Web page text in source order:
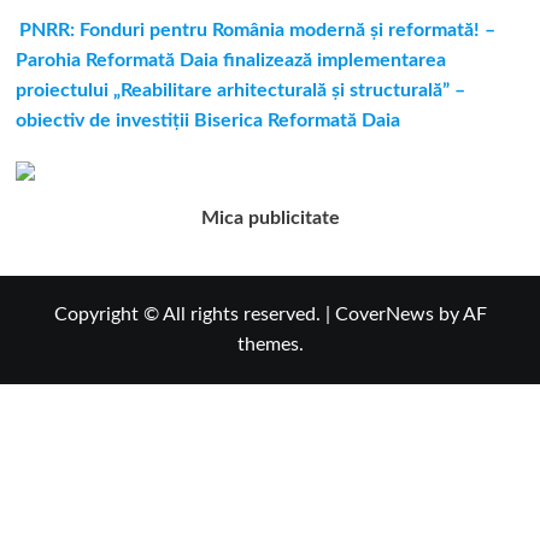
PNRR: Fonduri pentru România modernă și reformată! –
Parohia Reformată Daia finalizează implementarea
proiectului „Reabilitare arhitecturală și structurală” –
obiectiv de investiții Biserica Reformată Daia
Mica publicitate
Copyright © All rights reserved. CoverNewsby AF
themes.